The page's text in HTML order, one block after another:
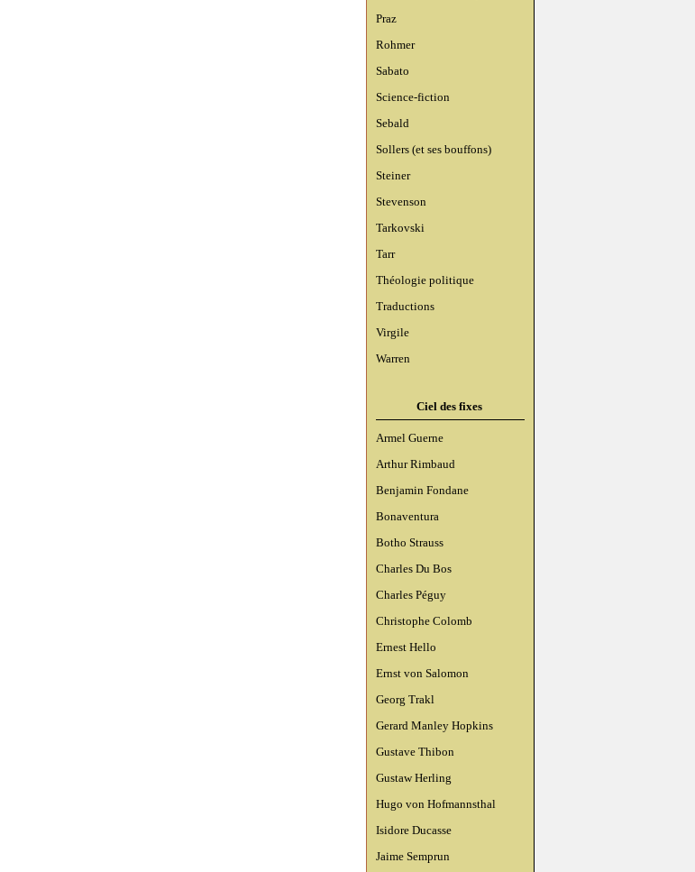
Praz
Rohmer
Sabato
Science-fiction
Sebald
Sollers (et ses bouffons)
Steiner
Stevenson
Tarkovski
Tarr
Théologie politique
Traductions
Virgile
Warren
Ciel des fixes
Armel Guerne
Arthur Rimbaud
Benjamin Fondane
Bonaventura
Botho Strauss
Charles Du Bos
Charles Péguy
Christophe Colomb
Ernest Hello
Ernst von Salomon
Georg Trakl
Gerard Manley Hopkins
Gustave Thibon
Gustaw Herling
Hugo von Hofmannsthal
Isidore Ducasse
Jaime Semprun